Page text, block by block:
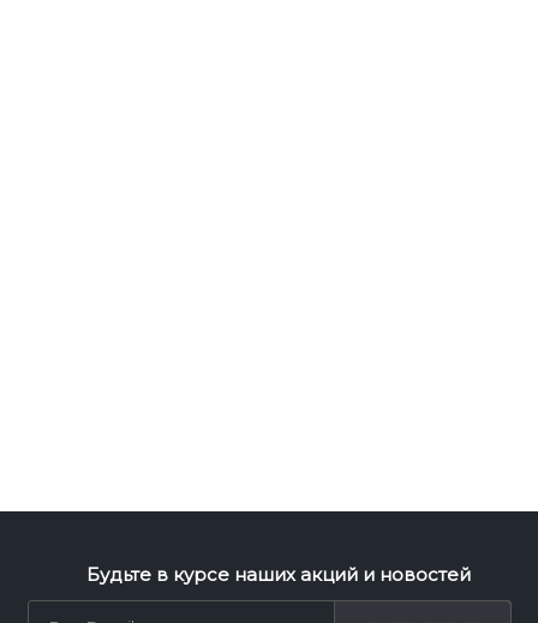
Будьте в курсе наших акций и новостей